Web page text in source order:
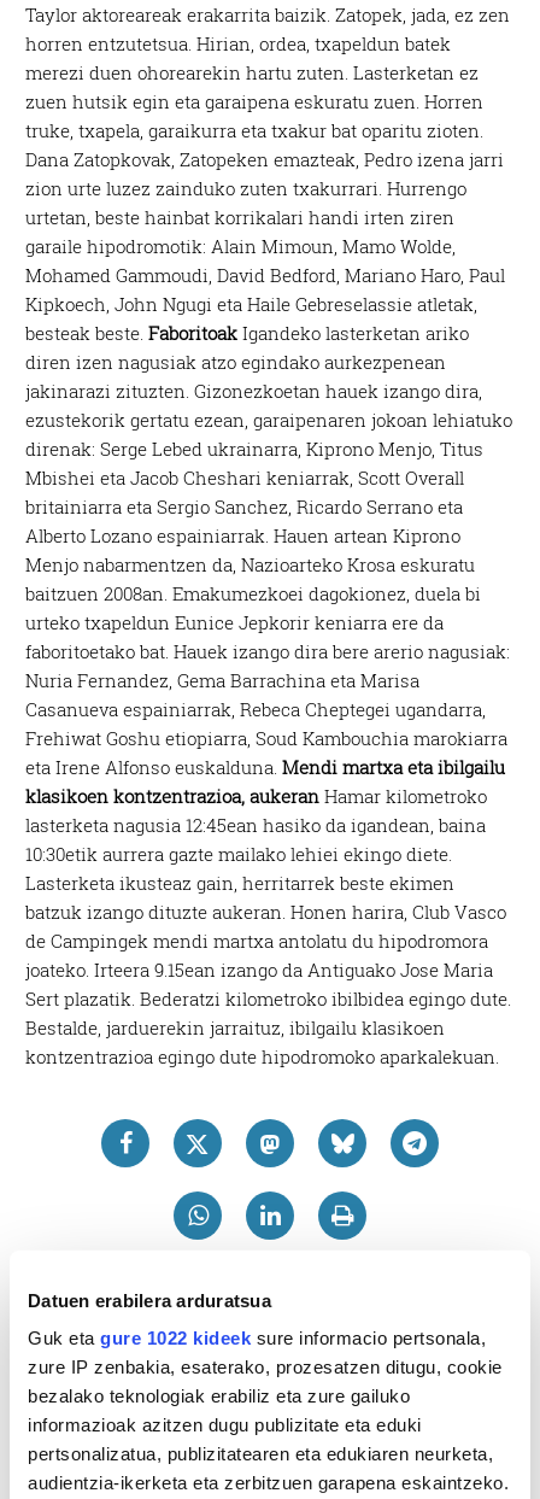
Datuen erabilera arduratsua
Guk eta gure 1022 kideek sure informacio pertsonala,
zure IP zenbakia, esaterako, prozesatzen ditugu, cookie
bezalako teknologiak erabiliz eta zure gailuko
informazioak azitzen dugu publizitate eta eduki
pertsonalizatua, publizitatearen eta edukiaren neurketa,
audientzia-ikerketa eta zerbitzuen garapena eskaintzeko.
Taylor aktoreareak erakarrita baizik. Zatopek, jada, ez zen
horren entzutetsua. Hirian, ordea, txapeldun batek
merezi duen ohorearekin hartu zuten. Lasterketan ez
zuen hutsik egin eta garaipena eskuratu zuen. Horren
truke, txapela, garaikurra eta txakur bat oparitu zioten.
Dana Zatopkovak, Zatopeken emazteak, Pedro izena jarri
zion urte luzez zainduko zuten txakurrari. Hurrengo
urtetan, beste hainbat korrikalari handi irten ziren
garaile hipodromotik: Alain Mimoun, Mamo Wolde,
Mohamed Gammoudi, David Bedford, Mariano Haro, Paul
Kipkoech, John Ngugi eta Haile Gebreselassie atletak,
besteak beste.Faboritoak Igandeko lasterketan ariko
diren izen nagusiak atzo egindako aurkezpenean
jakinarazi zituzten. Gizonezkoetan hauek izango dira,
ezustekorik gertatu ezean, garaipenaren jokoan lehiatuko
direnak: Serge Lebed ukrainarra, Kiprono Menjo, Titus
Mbishei eta Jacob Cheshari keniarrak, Scott Overall
britainiarra eta Sergio Sanchez, Ricardo Serrano eta
Alberto Lozano espainiarrak. Hauen artean Kiprono
Menjo nabarmentzen da, Nazioarteko Krosa eskuratu
baitzuen 2008an. Emakumezkoei dagokionez, duela bi
urteko txapeldun Eunice Jepkorir keniarra ere da
faboritoetako bat. Hauek izango dira bere arerio nagusiak:
Nuria Fernandez, Gema Barrachina eta Marisa
Casanueva espainiarrak, Rebeca Cheptegei ugandarra,
Frehiwat Goshu etiopiarra, Soud Kambouchia marokiarra
eta Irene Alfonso euskalduna.Mendi martxa eta ibilgailu
klasikoen kontzentrazioa, aukeran Hamar kilometroko
lasterketa nagusia 12:45ean hasiko da igandean, baina
10:30etik aurrera gazte mailako lehiei ekingo diete.
Lasterketa ikusteaz gain, herritarrek beste ekimen
batzuk izango dituzte aukeran. Honen harira, Club Vasco
de Campingek mendi martxa antolatu du hipodromora
joateko. Irteera 9.15ean izango da Antiguako Jose Maria
Sert plazatik. Bederatzi kilometroko ibilbidea egingo dute.
Bestalde, jarduerekin jarraituz, ibilgailu klasikoen
kontzentrazioa egingo dute hipodromoko aparkalekuan.